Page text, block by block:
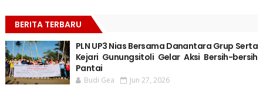
BERITA TERBARU
PLN UP3 Nias Bersama Danantara Grup Serta
Kejari Gunungsitoli Gelar Aksi Bersih-bersih
Pantai
Budi Gea Jun 27, 2026